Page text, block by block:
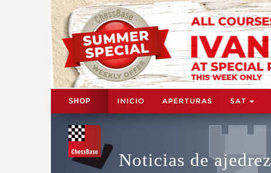
SHOP INICIO APERTURAS SAT
Noticias de ajedrez